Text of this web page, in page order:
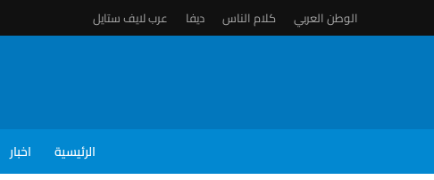
الوطن العربي كلام الناس ديفا عرب لايف ستايل
الرئيسية اخبار